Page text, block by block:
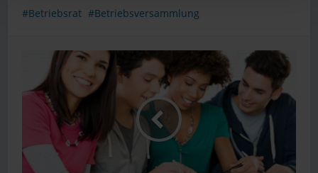
Betriebsrat Betriebsversammlung